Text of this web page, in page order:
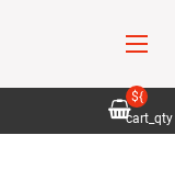
${
cart_qty